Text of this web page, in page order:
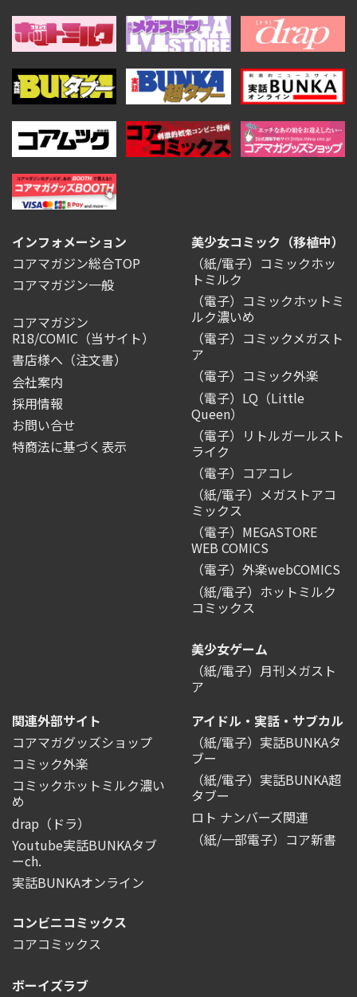
インフォメーション
コアマガジン総合TOP
コアマガジン一般
コアマガジン
R18/COMIC （当サイト）
書店様へ（注文書）
会社案内
採用情報
お問い合せ
特商法に基づく表示
美少女コミック（移植中）
（紙/電子）コミックホッ
トミルク
（電子）コミックホットミ
ルク濃いめ
（電子）コミックメガスト
ア
（電子）コミック外楽
（電子）LQ（Little
Queen）
（電子）リトルガールスト
ライク
（電子）コアコレ
（紙/電子）メガストアコ
ミックス
（電子）MEGASTORE
WEB COMICS
（電子）外楽webCOMICS
（紙/電子）ホットミルク
コミックス
美少女ゲーム
（紙/電子）月刊メガスト
ア
関連外部サイト
コアマガグッズショップ
コミック外楽
コミックホットミルク濃い
め
drap（ドラ）
Youtube実話BUNKAタブ
ーch.
実話BUNKAオンライン
アイドル・実話・サブカル
（紙/電子）実話BUNKAタ
ブー
（紙/電子）実話BUNKA超
タブー
ロト ナンバーズ関連
（紙/一部電子）コア新書
コンビニコミックス
コアコミックス
ボーイズラブ